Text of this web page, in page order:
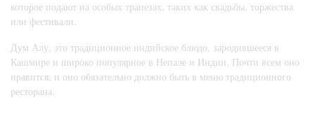
которое подают на особых трапезах, таких как свадьбы, торжества
или фестивали.
Дум Алу, это традиционное индийское блюдо, зародившееся в
Кашмире и широко популярное в Непале и Индии. Почти всем оно
нравится, и оно обязательно должно быть в меню традиционного
ресторана.